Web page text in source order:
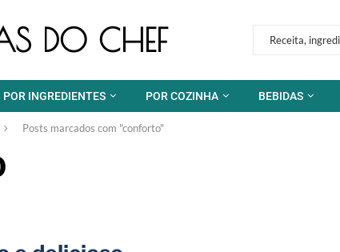
DO CHEF
POR INGREDIENTES POR COZINHA BEBIDAS
Posts marcados com "conforto"